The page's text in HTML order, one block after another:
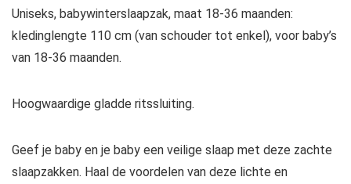
Uniseks, babywinterslaapzak, maat 18-36 maanden:
kledinglengte 110 cm (van schouder tot enkel), voor baby’s
van 18-36 maanden.
Hoogwaardige gladde ritssluiting.
Geef je baby en je baby een veilige slaap met deze zachte
slaapzakken. Haal de voordelen van deze lichte en